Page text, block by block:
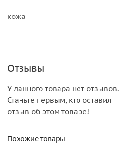
кожа
Отзывы
У данного товара нет отзывов.
Станьте первым, кто оставил
отзыв об этом товаре!
Похожие товары